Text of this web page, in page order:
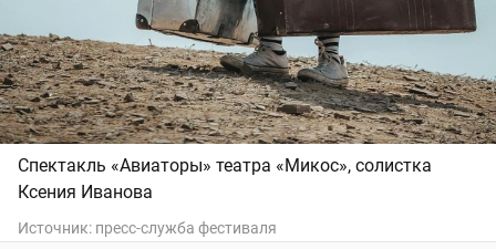
Спектакль «Авиаторы» театра «Микос», солистка
Ксения Иванова
Источник: пресс-служба фестиваля